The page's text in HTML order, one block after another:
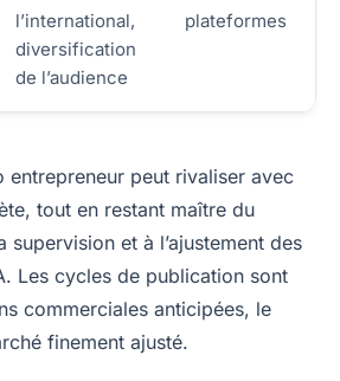
l’international,
diversification
de l’audience
plateformes
entrepreneur peut rivaliser avec
tout en restant maître du
supervision et à l’ajustement des
Les cycles de publication sont
commerciales anticipées, le
finement ajusté.